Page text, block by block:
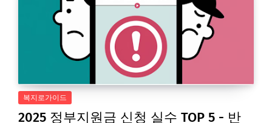
복지로가이드
2025 정부지원금 신청 실수 TOP 5 - 반